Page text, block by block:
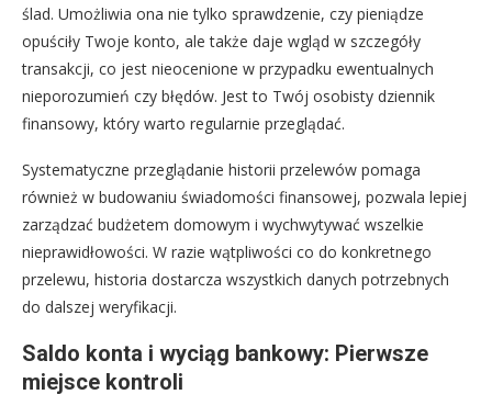
ślad. Umożliwia ona nie tylko sprawdzenie, czy pieniądze
opuściły Twoje konto, ale także daje wgląd w szczegóły
transakcji, co jest nieocenione w przypadku ewentualnych
nieporozumień czy błędów. Jest to Twój osobisty dziennik
finansowy, który warto regularnie przeglądać.
Systematyczne przeglądanie historii przelewów pomaga
również w budowaniu świadomości finansowej, pozwala lepiej
zarządzać budżetem domowym i wychwytywać wszelkie
nieprawidłowości. W razie wątpliwości co do konkretnego
przelewu, historia dostarcza wszystkich danych potrzebnych
do dalszej weryfikacji.
Saldo konta i wyciąg bankowy: Pierwsze
miejsce kontroli